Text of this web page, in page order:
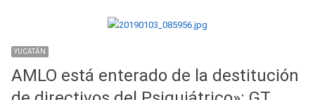
YUCATÁN
AMLO está enterado de la destitución